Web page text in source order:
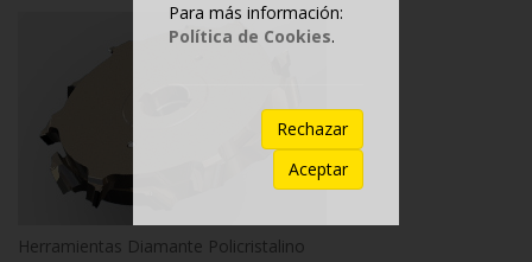
Herramientas Diamante Policristalino
Para más información:
Política de Cookies.
Rechazar
Aceptar